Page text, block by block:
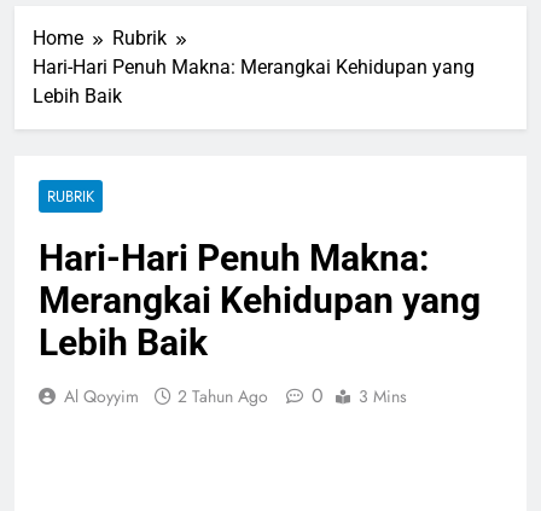
Home
Rubrik
Hari-Hari Penuh Makna: Merangkai Kehidupan yang
Lebih Baik
RUBRIK
Hari-Hari Penuh Makna:
Merangkai Kehidupan yang
Lebih Baik
Al Qoyyim 2 Tahun Ago 0 3 Mins